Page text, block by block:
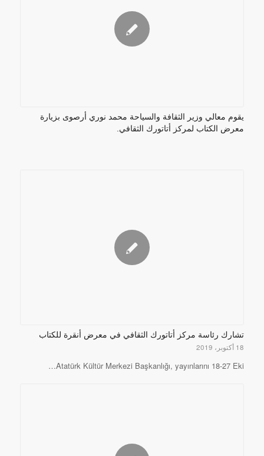
يقوم معالي وزير الثقافة والسياحة محمد نوري أرصوى بزيارة
معرض الكتاب لمركز أتاتورك الثقافي.
تشارك رئاسة مركز أتاتورك الثقافي في معرض أنقرة للكتاب
18 أكتوبر، 2019
Atatürk Kültür Merkezi Başkanlığı, yayınlarını 18-27 Eki…